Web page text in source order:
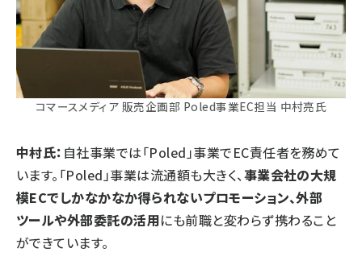
コマースメディア 販売企画部 Poled事業EC担当 中村亮氏
中村氏： 自社事業では「Poled」事業でEC責任者を務めて
います。「Poled」事業は流通額も大きく、事業会社の大規
模ECでしかなかなか得られないプロモーション、外部
ツールや外部委託の活用にも前職と変わらず携わること
ができています。